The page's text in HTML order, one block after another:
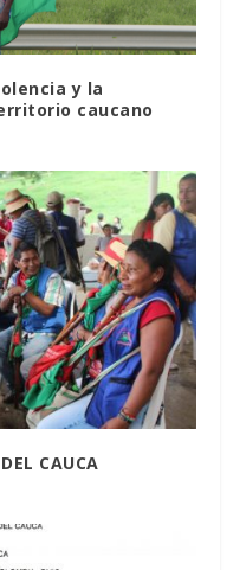
y la
caucano
CAUCA